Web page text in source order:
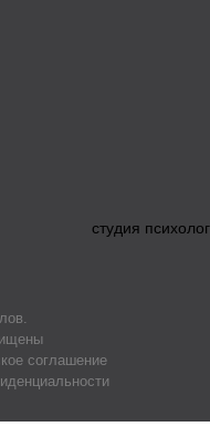
студия
соглашение